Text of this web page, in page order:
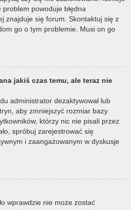
powoduje błędna
znajduje się forum. Skontaktuj się z
go o tym problemie. Musi on go
jakiś czas temu, ale teraz nie
administrator dezaktywował lub
aby zmniejszyć rozmiar bazy
którzy nic nie pisali przez
spróbuj zarejestrować się
i zaangażowanym w dyskusje
wprawdzie nie może zostać